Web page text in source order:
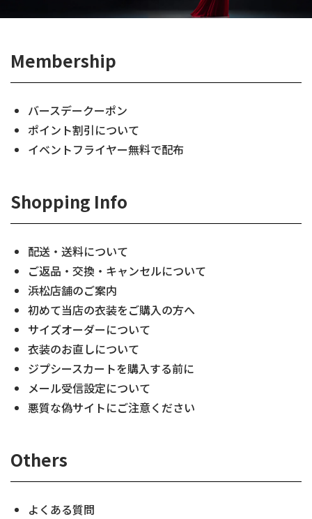
Membership
バースデークーポン
ポイント割引について
イベントフライヤー無料で配布
Shopping Info
配送・送料について
ご返品・交換・キャンセルについて
浜松店舗のご案内
初めて当店の衣装をご購入の方へ
サイズオーダーについて
衣装のお直しについて
ジプシースカートを購入する前に
メール受信設定について
悪質な偽サイトにご注意ください
Others
よくある質問